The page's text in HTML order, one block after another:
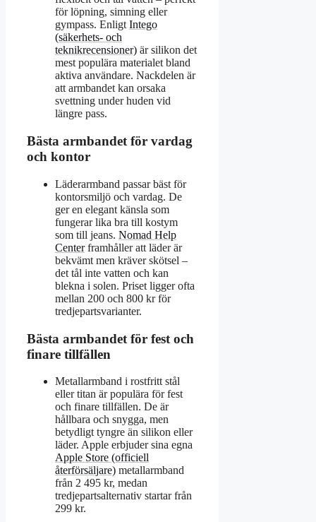
för löpning, simning eller
gympass. EnligtIntego
(säkerhets- och
teknikrecensioner) är silikon det
mest populära materialet bland
aktiva användare. Nackdelen är
att armbandet kan orsaka
svettning under huden vid
längre pass.
Bästa armbandet för vardag
och kontor
Läderarmband passar bäst för
kontorsmiljö och vardag. De
ger en elegant känsla som
fungerar lika bra till kostym
som till jeans. Nomad Help
Centerframhåller att läder är
bekvämt men kräver skötsel –
det tål inte vatten och kan
blekna i solen. Priset ligger ofta
mellan 200 och 800 kr för
tredjepartsvarianter.
Bästa armbandet för fest och
finare tillfällen
Metallarmband i rostfritt stål
eller titan är populära för fest
och finare tillfällen. De är
hållbara och snygga, men
betydligt tyngre än silikon eller
läder. Apple erbjuder sina egna
Apple Store (officiell
återförsäljare) metallarmband
från 2 495 kr, medan
tredjepartsalternativ startar från
299 kr.